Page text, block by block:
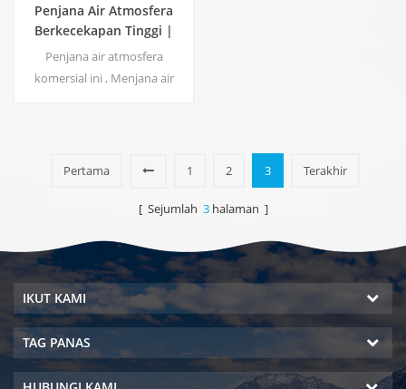
Penjana Air Atmosfera
Berkecekapan Tinggi |
Laman Utama/Peranti
Mesra Alam Komersial |
Penjana air atmosfera
komersial ini , Menjana air
klorin.
Pertama 1 2 3 Terakhir
[ Sejumlah 3halaman ]
IKUT KAMI
TAG PANAS